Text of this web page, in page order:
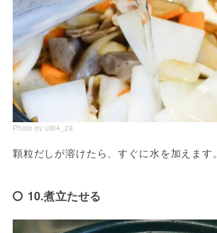
Photo by uli04_29
顆粒だしが溶けたら、すぐに水を加えます。
10.煮立たせる